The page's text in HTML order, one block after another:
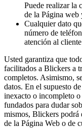
Puede realizar la
de la Página web
Cualquier dato
número de
atención al
Usted garantiza que
facilitados a Blickers a
completos. Asimismo,
datos. En el supuesto
inexacto o incompleto
fundados para dudar
mismos, Blickers podrá
de la Página Web o de